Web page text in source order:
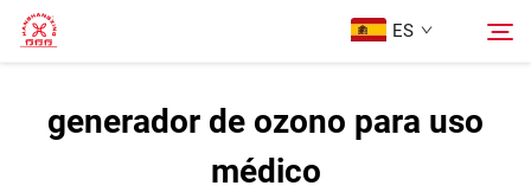
ES
Página Principal
generador de ozono para uso
médico